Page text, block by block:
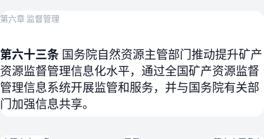
第六章 监督管理
第六十三条 国务院自然资源主管部门推动提升矿产
资源监督管理信息化水平，通过全国矿产资源监督
管理信息系统开展监管和服务，并与国务院有关部
门加强信息共享。